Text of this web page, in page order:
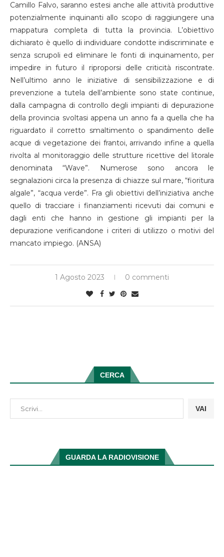
Camillo Falvo, saranno estesi anche alle attività produttive
potenzialmente inquinanti allo scopo di raggiungere una
mappatura completa di tutta la provincia. L’obiettivo
dichiarato è quello di individuare condotte indiscriminate e
senza scrupoli ed eliminare le fonti di inquinamento, per
impedire in futuro il riproporsi delle criticità riscontrate.
Nell’ultimo anno le iniziative di sensibilizzazione e di
prevenzione a tutela dell’ambiente sono state continue,
dalla campagna di controllo degli impianti di depurazione
della provincia svoltasi appena un anno fa a quella che ha
riguardato il corretto smaltimento o spandimento delle
acque di vegetazione dei frantoi, arrivando infine a quella
rivolta al monitoraggio delle strutture ricettive del litorale
denominata “Wave”. Numerose sono ancora le
segnalazioni circa la presenza di chiazze sul mare, “fioritura
algale”, “acqua verde”. Fra gli obiettivi dell’iniziativa anche
quello di tracciare i finanziamenti ricevuti dai comuni e
dagli enti che hanno in gestione gli impianti per la
depurazione verificandone i criteri di utilizzo o motivi del
mancato impiego. (ANSA)
1 Agosto 2023 0 commenti
CERCA
VAI
GUARDA LA RADIOVISIONE